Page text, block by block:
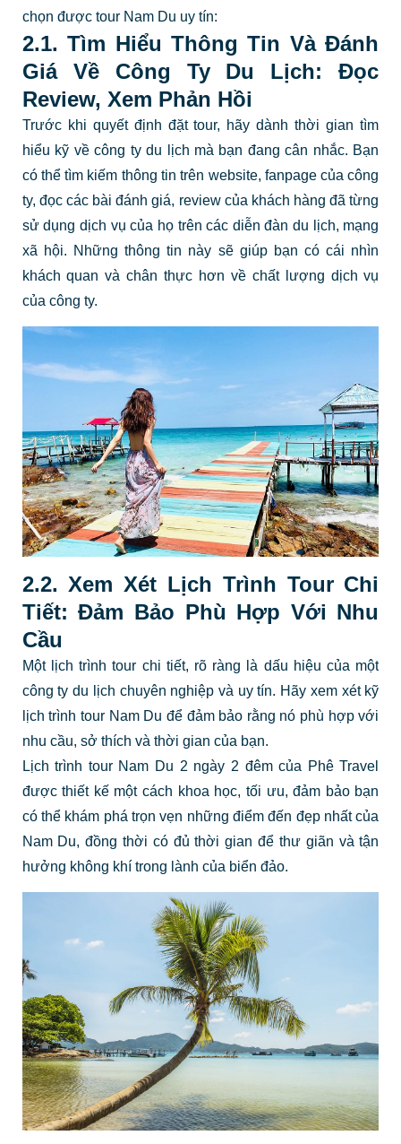
chọn được tour Nam Du uy tín:
2.1. Tìm Hiểu Thông Tin Và Đánh
Giá Về Công Ty Du Lịch: Đọc
Review, Xem Phản Hồi
Trước khi quyết định đặt tour, hãy dành thời gian tìm
hiểu kỹ về công ty du lịch mà bạn đang cân nhắc. Bạn
có thể tìm kiếm thông tin trên website, fanpage của công
ty, đọc các bài đánh giá, review của khách hàng đã từng
sử dụng dịch vụ của họ trên các diễn đàn du lịch, mạng
xã hội. Những thông tin này sẽ giúp bạn có cái nhìn
khách quan và chân thực hơn về chất lượng dịch vụ
của công ty.
2.2. Xem Xét Lịch Trình Tour Chi
Tiết: Đảm Bảo Phù Hợp Với Nhu
Cầu
Một lịch trình tour chi tiết, rõ ràng là dấu hiệu của một
công ty du lịch chuyên nghiệp và uy tín. Hãy xem xét kỹ
lịch trình tour Nam Du để đảm bảo rằng nó phù hợp với
nhu cầu, sở thích và thời gian của bạn.
Lịch trình tour Nam Du 2 ngày 2 đêm của Phê Travel
được thiết kế một cách khoa học, tối ưu, đảm bảo bạn
có thể khám phá trọn vẹn những điểm đến đẹp nhất của
Nam Du, đồng thời có đủ thời gian để thư giãn và tận
hưởng không khí trong lành của biển đảo.